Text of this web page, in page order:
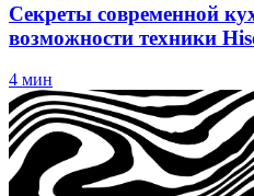
Секреты современной
возможности техники
4 мин